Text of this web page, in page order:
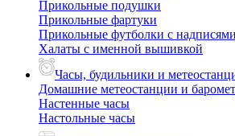
Прикольные подушки
Прикольные фартуки
Прикольные футболки с надписями
Халаты с именной вышивкой
Часы, будильники и
Домашние метеостанции и
Настенные часы
Настольные часы